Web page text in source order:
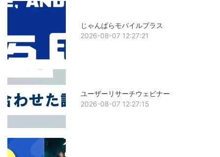
じゃんぱらモバイルプラス
2026-08-07 12:27:21
ユーザーリサーチウェビナー
2026-08-07 12:27:15